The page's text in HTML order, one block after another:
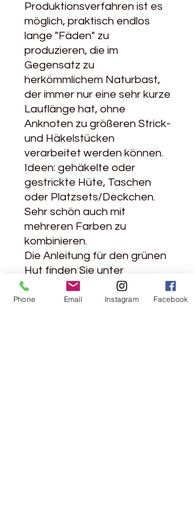
Produktionsverfahren ist es
möglich, praktisch endlos
lange "Fäden" zu
produzieren, die im
Gegensatz zu
herkömmlichem Naturbast,
der immer nur eine sehr kurze
Lauflänge hat, ohne
Anknoten zu größeren Strick-
und Häkelstücken
verarbeitet werden können.
Ideen: gehäkelte oder
gestrickte Hüte, Taschen
oder Platzsets/Deckchen.
Sehr schön auch mit
mehreren Farben zu
kombinieren.
Die Anleitung für den grünen
Hut finden Sie unter
www.strickanleitungen.online
("Basthut Constanze"). Man
Phone Email Instagram Facebook